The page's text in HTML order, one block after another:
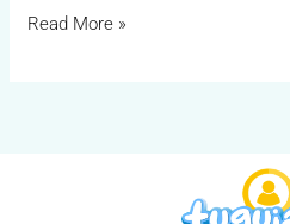
Read More »